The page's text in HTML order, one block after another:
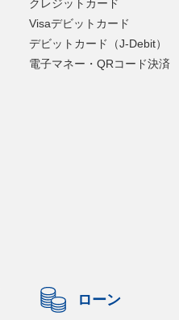
クレジットカード
Visaデビットカード
デビットカード（J-Debit）
電子マネー・QRコード決済
ローン